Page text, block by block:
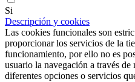
Si
Descripción y cookies
Las cookies funcionales son
proporcionar los servicios de la
funcionamiento, por ello no es
usuario la navegación a través
diferentes opciones o servicios